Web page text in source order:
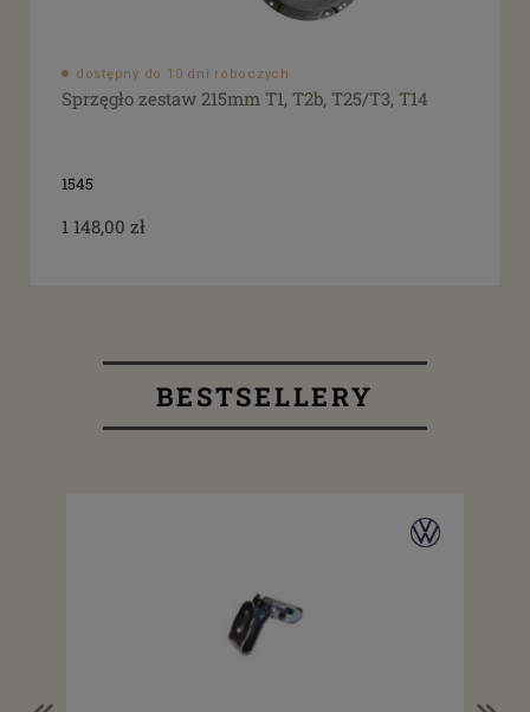
dostępny do 10 dni roboczych
Sprzęgło zestaw 215mm T1, T2b, T25/T3, T14
1545
1 148,00 zł
BESTSELLERY